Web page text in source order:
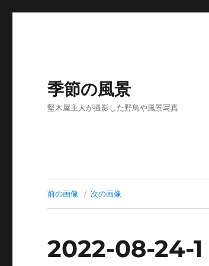
季節の風景
堅木屋主人が撮影した野鳥や風景写真
前の画像 次の画像
2022-08-24-1